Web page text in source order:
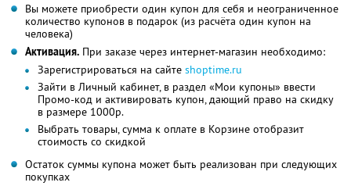
Вы можете приобрести один купон для себя и неограниченное
количество купонов в подарок (из расчёта один купон на
человека)
Активация. При заказе через интернет-магазин необходимо:
Зарегистрироваться на сайте shoptime.ru
Зайти в Личный кабинет, в раздел «Мои купоны» ввести
Промо-код и активировать купон, дающий право на скидку
в размере 1000р.
Выбрать товары, сумма к оплате в Корзине отобразит
стоимость со скидкой
Остаток суммы купона может быть реализован при следующих
покупках